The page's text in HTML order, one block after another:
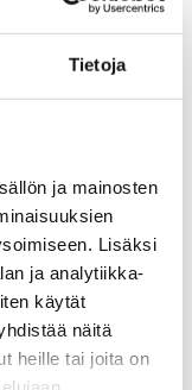
Tietoja
ja mainosten
Lisäksi
ja analytiikka-
käytät
näitä
heille tai joita on
6200 ECO
(AWG16)